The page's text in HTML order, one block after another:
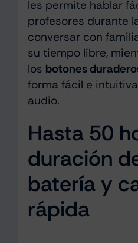
les permite hablar
profesores durante
conversar con
su tiempo libre,
los botones
forma fácil e
audio.
Hasta 50
duración
batería y
rápida